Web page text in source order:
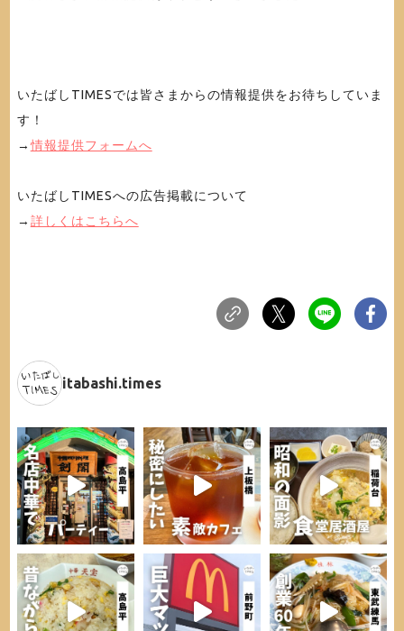
いたばしTIMESでは皆さまからの情報提供をお待ちしていま
す！
→情報提供フォームへ
いたばしTIMESへの広告掲載について
→ 詳しくはこちらへ
itabashi.times